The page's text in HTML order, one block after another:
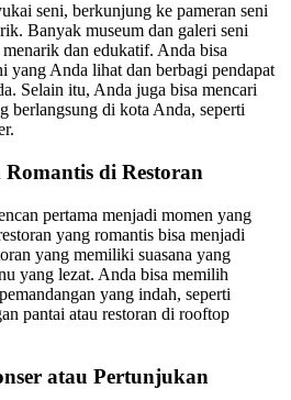
seni, berkunjung ke pameran seni
Banyak museum dan galeri seni
dan edukatif. Anda bisa
yang Anda lihat dan berbagi pendapat
Selain itu, Anda juga bisa mencari
berlangsung di kota Anda, seperti
di Restoran
pertama menjadi momen yang
yang romantis bisa menjadi
yang memiliki suasana yang
yang lezat. Anda bisa memilih
yang indah, seperti
pantai atau restoran di rooftop
atau Pertunjukan